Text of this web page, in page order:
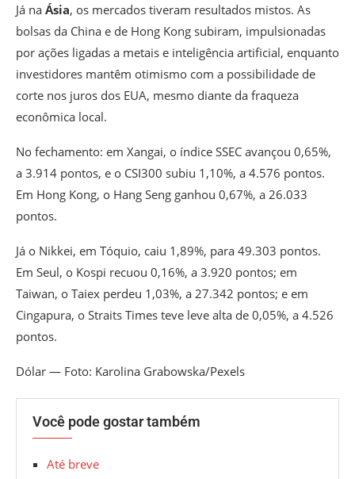
Já na Ásia, os mercados tiveram resultados mistos. As
bolsas da China e de Hong Kong subiram, impulsionadas
por ações ligadas a metais e inteligência artificial, enquanto
investidores mantêm otimismo com a possibilidade de
corte nos juros dos EUA, mesmo diante da fraqueza
econômica local.
No fechamento: em Xangai, o índice SSEC avançou 0,65%,
a 3.914 pontos, e o CSI300 subiu 1,10%, a 4.576 pontos.
Em Hong Kong, o Hang Seng ganhou 0,67%, a 26.033
pontos.
Já o Nikkei, em Tóquio, caiu 1,89%, para 49.303 pontos.
Em Seul, o Kospi recuou 0,16%, a 3.920 pontos; em
Taiwan, o Taiex perdeu 1,03%, a 27.342 pontos; e em
Cingapura, o Straits Times teve leve alta de 0,05%, a 4.526
pontos.
Dólar — Foto: Karolina Grabowska/Pexels
Você pode gostar também
Até breve